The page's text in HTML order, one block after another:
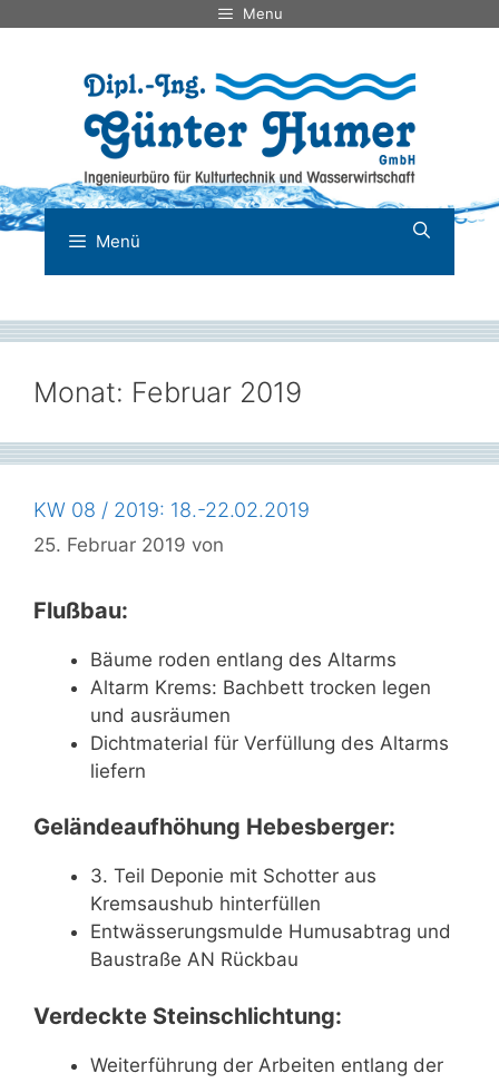
Menu
Menü
Monat: Februar 2019
KW 08 / 2019: 18.-22.02.2019
25. Februar 2019 von
Flußbau:
Bäume roden entlang des Altarms
Altarm Krems: Bachbett trocken legen
und ausräumen
Dichtmaterial für Verfüllung des Altarms
liefern
Geländeaufhöhung Hebesberger:
3. Teil Deponie mit Schotter aus
Kremsaushub hinterfüllen
Entwässerungsmulde Humusabtrag und
Baustraße AN Rückbau
Verdeckte Steinschlichtung:
Weiterführung der Arbeiten entlang der